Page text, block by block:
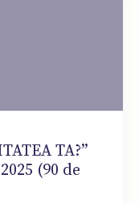
TA?”
(90 de